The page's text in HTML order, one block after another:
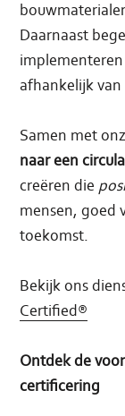
Daarnaast
afhankelijk
Samen met
naar een
creëren die
mensen, goed
toekomst.
Bekijk ons
Certified®
Ontdek de
certificering